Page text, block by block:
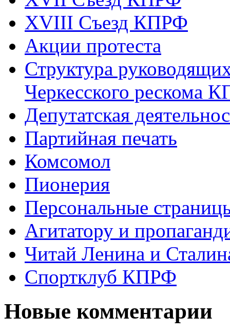
XVIII Cъезд КПРФ
Акции протеста
Структура
Черкесского рескома
Депутатская
Партийная печать
Комсомол
Пионерия
Персональные
Агитатору и
Читай Ленина и
Спортклуб КПРФ
Новые комментарии